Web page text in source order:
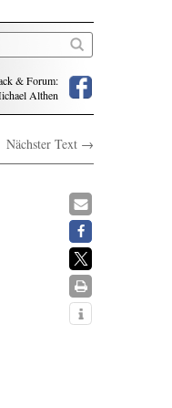
& Forum:
Althen
Nächster Text →